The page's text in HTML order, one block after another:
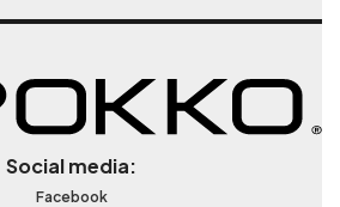
Social media:
Facebook